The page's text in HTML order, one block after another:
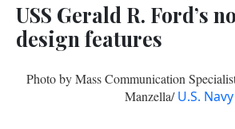
USS Gerald R. Ford’s
design features
Photo by Mass Communication
Manzella/U.S. Navy